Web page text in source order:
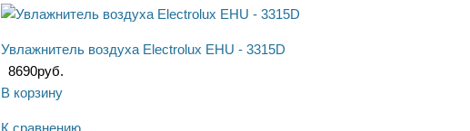
Увлажнитель воздуха Electrolux EHU - 3315D
8690руб.
В корзину